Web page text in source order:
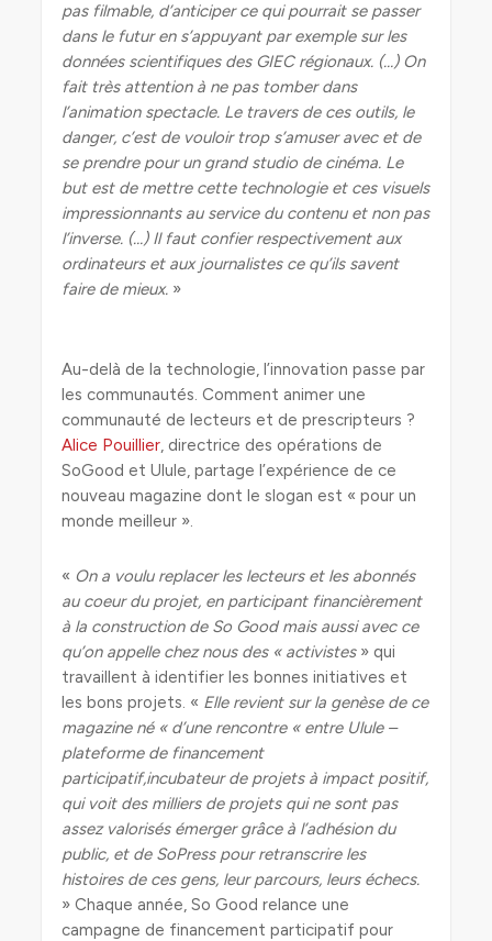
pas filmable, d’anticiper ce qui pourrait se passer
dans le futur en s’appuyant par exemple sur les
données scientifiques des GIEC régionaux. (…) On
fait très attention à ne pas tomber dans
l’animation spectacle. Le travers de ces outils, le
danger, c’est de vouloir trop s’amuser avec et de
se prendre pour un grand studio de cinéma. Le
but est de mettre cette technologie et ces visuels
impressionnants au service du contenu et non pas
l’inverse. (…) Il faut confier respectivement aux
ordinateurs et aux journalistes ce qu’ils savent
faire de mieux. »
Au-delà de la technologie, l’innovation passe par
les communautés. Comment animer une
communauté de lecteurs et de prescripteurs ?
Alice Pouillier, directrice des opérations de
SoGood et Ulule, partage l’expérience de ce
nouveau magazine dont le slogan est « pour un
monde meilleur ».
« On a voulu replacer les lecteurs et les abonnés
au coeur du projet, en participant financièrement
à la construction de So Good mais aussi avec ce
qu’on appelle chez nous des « activistes» qui
travaillent à identifier les bonnes initiatives et
les bons projets. « Elle revient sur la genèse de ce
magazine né « d’une rencontre « entre Ulule –
plateforme de financement
participatif,incubateur de projets à impact positif,
qui voit des milliers de projets qui ne sont pas
assez valorisés émerger grâce à l’adhésion du
public, et de SoPress pour retranscrire les
histoires de ces gens, leur parcours, leurs échecs.
» Chaque année, So Good relance une
campagne de financement participatif pour